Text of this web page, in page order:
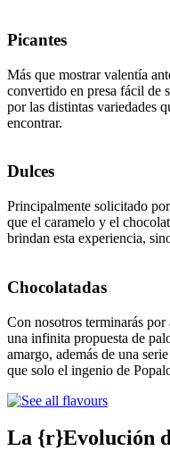
Picantes
Más que mostrar valentía
convertido en presa fácil de
por las distintas variedades
encontrar.
Dulces
Principalmente solicitado
que el caramelo y el
brindan esta experiencia,
Chocolatadas
Con nosotros terminarás por
una infinita propuesta de
amargo, además de una
que solo el ingenio de
La {r}Evolución